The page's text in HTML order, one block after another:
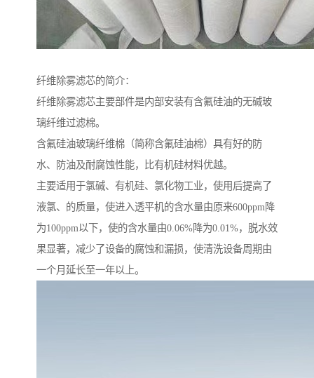
纤维除雾滤芯的简介：
纤维除雾滤芯主要部件是内部安装有含氟硅油的无碱玻
璃纤维过滤棉。
含氟硅油玻璃纤维棉（简称含氟硅油棉）具有好的防
水、防油及耐腐蚀性能，比有机硅材料优越。
主要适用于氯碱、有机硅、氯化物工业，使用后提高了
液氯、的质量，使进入透平机的含水量由原来600ppm降
为100ppm以下，使的含水量由0.06%降为0.01%，脱水效
果显著，减少了设备的腐蚀和漏损，使清洗设备周期由
一个月延长至一年以上。